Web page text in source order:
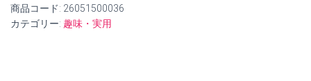
商品コード: 26051500036
カテゴリー: 趣味・実用